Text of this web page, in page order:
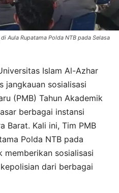
Aula Rupatama Polda NTB pada Selasa
Islam Al-Azhar
jangkauan sosialisasi
(PMB) Tahun Akademik
berbagai instansi
Barat. Kali ini, Tim PMB
Polda NTB pada
sosialisasi
dari berbagai